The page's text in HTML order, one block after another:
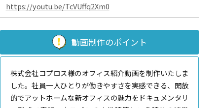
https://youtu.be/TcVUffq2Xm0
動画制作のポイント
株式会社コプロス様のオフィス紹介動画を制作いたしま
した。社員一人ひとりが働きやすさを実感できる、開放
的でアットホームな新オフィスの魅力をドキュメンタリ